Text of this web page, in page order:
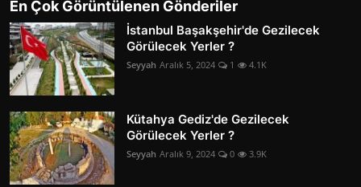
En Çok Görüntülenen Gönderiler
İstanbul Başakşehir'de Gezilecek
Görülecek Yerler ?
Seyyah Aralık 5, 2024 1 4.1K
Kütahya Gediz'de Gezilecek
Görülecek Yerler ?
Seyyah Aralık 9, 2024 0 3.9K